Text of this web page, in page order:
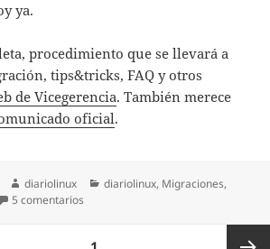
ya.
procedimiento que se llevará a
tips&tricks, FAQ y otros
de Vicegerencia. También merece
oficial.
Autor
diariolinux Categorías
diariolinux, Migraciones,
5 comentarios